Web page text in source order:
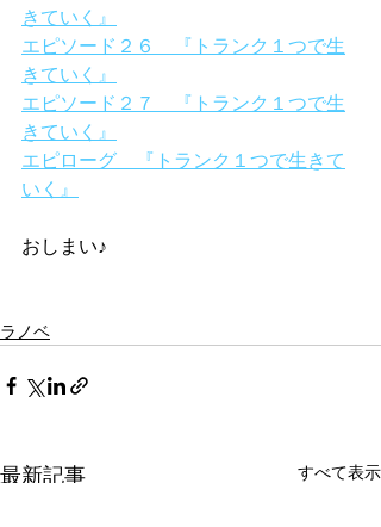
きていく』
エピソード２６　『トランク１つで生
きていく』
エピソード２７　『トランク１つで生
きていく』
エピローグ　『トランク１つで生きて
いく』
おしまい♪
ラノベ
最新記事 すべて表示